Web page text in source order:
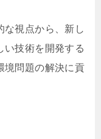
な視点から、新し
い技術を開発する
境問題の解決に貢